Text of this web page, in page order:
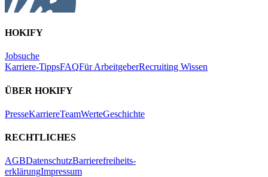
HOKIFY
Jobsuche
Karriere-TippsFAQFür ArbeitgeberRecruiting Wissen
ÜBER HOKIFY
PresseKarriereTeamWerteGeschichte
RECHTLICHES
AGBDatenschutzBarrierefreiheits-
erklärungImpressum